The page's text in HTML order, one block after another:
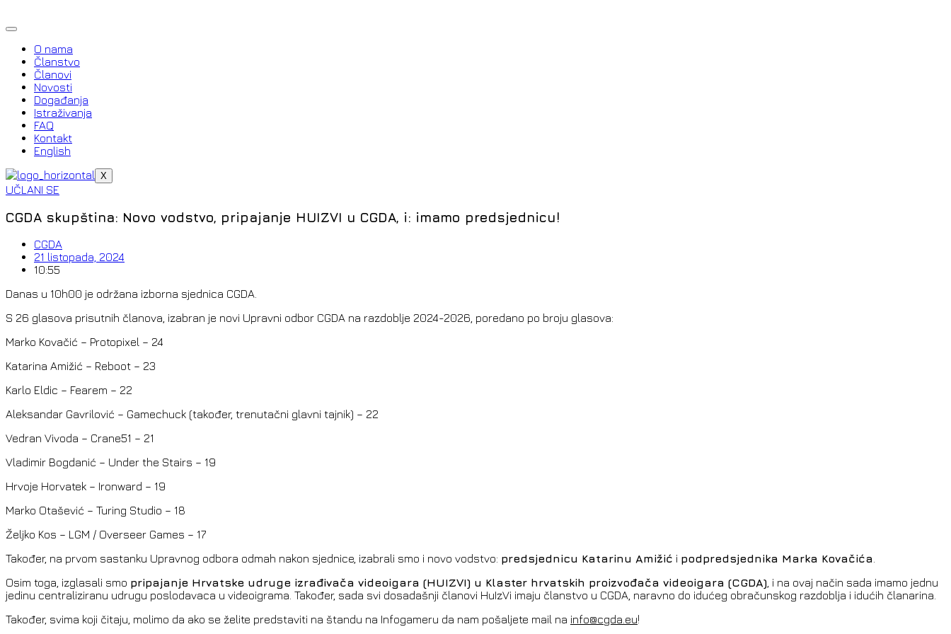
na
O nama
Članstvo
Članovi
Novosti
Događanja
Istraživanja
FAQ
Kontakt
English
X
UČLANI SE
CGDA skupština: Novo vodstvo, pripajanje HUIZVI u CGDA, i: imamo predsjednicu!
CGDA
21 listopada, 2024
10:55
Danas u 10h00 je održana izborna sjednica CGDA.
S 26 glasova prisutnih članova, izabran je novi Upravni odbor CGDA na razdoblje 2024-2026, poredano po broju glasova:
Marko Kovačić – Protopixel – 24
Katarina Amižić – Reboot – 23
Karlo Eldic – Fearem – 22
Aleksandar Gavrilović – Gamechuck (također, trenutačni glavni tajnik) – 22
Vedran Vivoda – Crane51 – 21
Vladimir Bogdanić – Under the Stairs – 19
Hrvoje Horvatek – Ironward – 19
Marko Otašević – Turing Studio – 18
Željko Kos – LGM / Overseer Games – 17
Također, na prvom sastanku Upravnog odbora odmah nakon sjednice, izabrali smo i novo vodstvo: predsjednicu Katarinu Amižić i podpredsjednika Marka Kovačića
Osim toga, izglasali smo pripajanje Hrvatske udruge izrađivača videoigara (HUIZVI) u Klaster hrvatskih proizvođača videoigara (CGDA) , i na ovaj način sada imamo jednu
jedinu centraliziranu udrugu poslodavaca u videoigrama. Također, sada svi dosadašnji članovi HuIzVi imaju članstvo u CGDA, naravno do idućeg obračunskog razdoblja i idućih članarina.
Također, svima koji čitaju, molimo da ako se želite predstaviti na štandu na Infogameru da nam pošaljete mail na info@cgda.eu!